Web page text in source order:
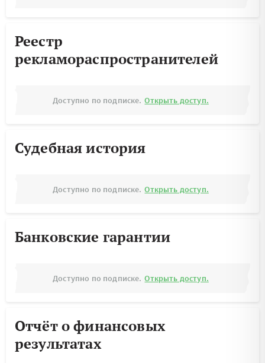
Реестр
рекламораспространителей
Доступно по подписке. Открыть доступ.
Судебная история
Доступно по подписке. Открыть доступ.
Банковские гарантии
Доступно по подписке. Открыть доступ.
Отчёт о финансовых
результатах